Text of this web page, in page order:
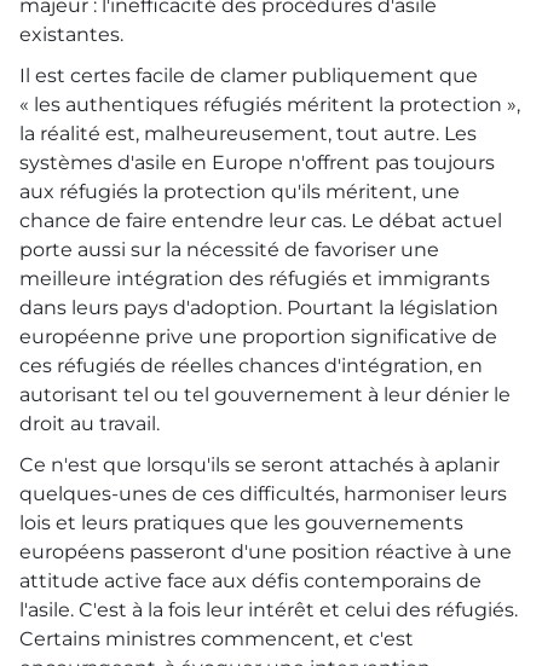
majeur : l'inefficacité des procédures d'asile
existantes.
Il est certes facile de clamer publiquement que
« les authentiques réfugiés méritent la protection »,
la réalité est, malheureusement, tout autre. Les
systèmes d'asile en Europe n'offrent pas toujours
aux réfugiés la protection qu'ils méritent, une
chance de faire entendre leur cas. Le débat actuel
porte aussi sur la nécessité de favoriser une
meilleure intégration des réfugiés et immigrants
dans leurs pays d'adoption. Pourtant la législation
européenne prive une proportion significative de
ces réfugiés de réelles chances d'intégration, en
autorisant tel ou tel gouvernement à leur dénier le
droit au travail.
Ce n'est que lorsqu'ils se seront attachés à aplanir
quelques-unes de ces difficultés, harmoniser leurs
lois et leurs pratiques que les gouvernements
européens passeront d'une position réactive à une
attitude active face aux défis contemporains de
l'asile. C'est à la fois leur intérêt et celui des réfugiés.
Certains ministres commencent, et c'est